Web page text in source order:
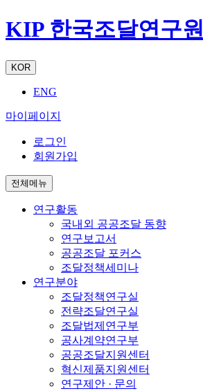
KIP 한국조달연구원
KOR
ENG
마이페이지
로그인
회원가입
전체메뉴
연구활동
국내외 공공조달 동향
연구보고서
공공조달 포커스
조달정책세미나
연구분야
조달정책연구실
전략조달연구실
조달법제연구부
공사계약연구부
공공조달지원센터
혁신제품지원센터
연구제안 · 문의